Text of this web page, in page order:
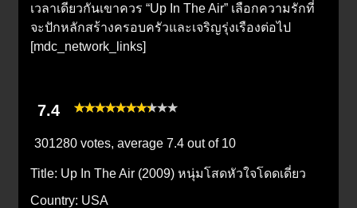
เวลาเดียวกันเขาควร “Up In The Air” เลือกความรักที่
จะปักหลักสร้างครอบครัวและเจริญรุ่งเรืองต่อไป
[mdc_network_links]
7.4
301280 votes, average 7.4 out of 10
Title: Up In The Air (2009) หนุ่มโสดหัวใจโดดเดี่ยว
Country: USA